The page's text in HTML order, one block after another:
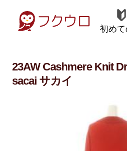
初め
23AW Cashmere Knit
sacai サカイ